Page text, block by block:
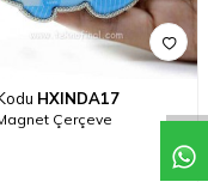
HXINDA17
Çerçeve